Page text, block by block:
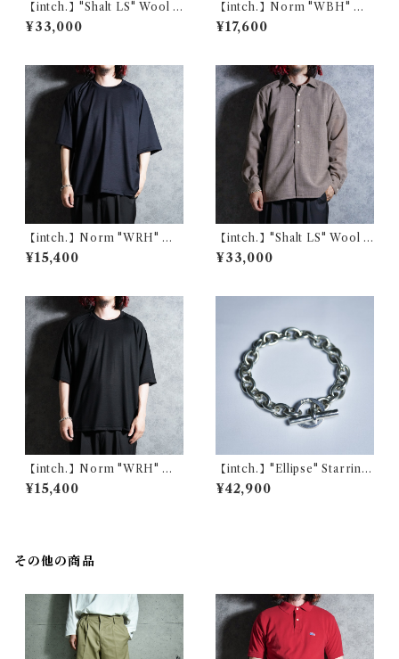
【intch.】"Shalt LS" Wool V
oile Regular Collar Shirts
Navy インチ "シャルツ エル
¥33,000
【intch.】Norm "WBH" Me
rino Wool Raglan Sleeve T-
shirts Black インチ "ノルム
Tシャツ ブラック
¥17,600
【intch.】Norm "WRH" Me
rino Wool Raglan Sleeve T-
shirts Navy インチ "ノルム
ツ ネイビー
¥15,400
【intch.】"Shalt LS" Wool V
oile Regular Collar Shirts
Brown インチ "シャルツ エル
¥33,000
【intch.】Norm "WRH" Me
rino Wool Raglan Sleeve T-
shirts Black インチ "ノルム
¥15,400
【intch.】"Ellipse" Starring
Silver Chain Bracelet / イン
チ エリプス スターリングシル
¥42,900
その他の商品